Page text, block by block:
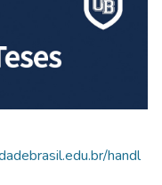
handl